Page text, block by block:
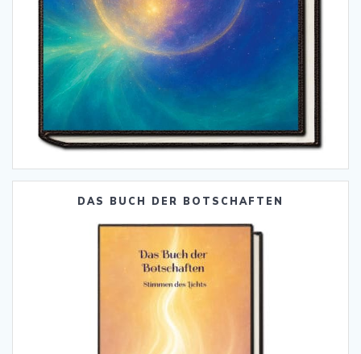
DAS BUCH DER BOTSCHAFTEN